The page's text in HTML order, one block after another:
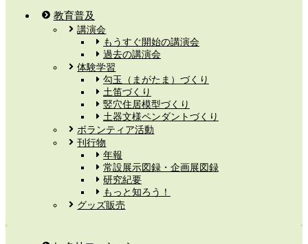
教育普及
講演会
もうすぐ開始の講演会
過去の講演会
体験学習
勾玉（まがたま）づくり
土笛づくり
竪穴住居模型づくり
土器文様ペンダントづくり
ボランティア活動
刊行物
年報
常設展示図録・企画展図録
研究紀要
もっと知ろう！
グッズ販売